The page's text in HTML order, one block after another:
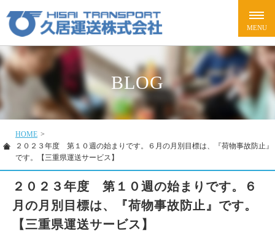
BLOG
HOME >
２０２３年度 第１０週の始まりです。６月の月別目標は、『荷物事故防止』
です。【三重県運送サービス】
２０２３年度 第１０週の始まりです。６
月の月別目標は、『荷物事故防止』です。
【三重県運送サービス】